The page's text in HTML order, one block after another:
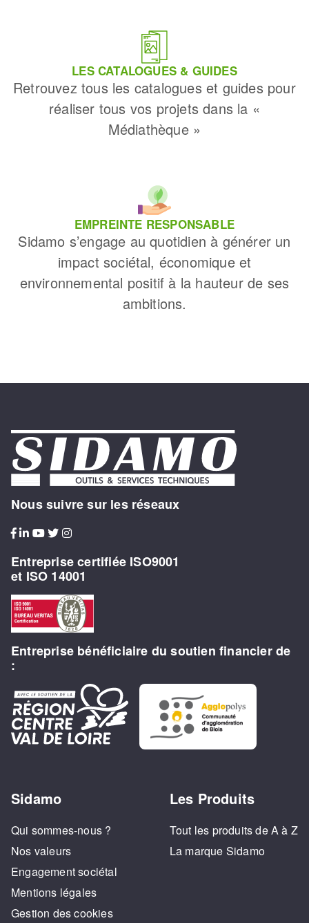
LES CATALOGUES & GUIDES
Retrouvez tous les catalogues et guides pour
réaliser tous vos projets dans la «
Médiathèque »
EMPREINTE RESPONSABLE
Sidamo s’engage au quotidien à générer un
impact sociétal, économique et
environnemental positif à la hauteur de ses
ambitions.
Nous suivre sur les réseaux
Entreprise certifiée ISO9001
et ISO 14001
Entreprise bénéficiaire du soutien financier de
:
Sidamo
Qui sommes-nous ?
Nos valeurs
Engagement sociétal
Mentions légales
Gestion des cookies
Les Produits
Tout les produits de A à Z
La marque Sidamo